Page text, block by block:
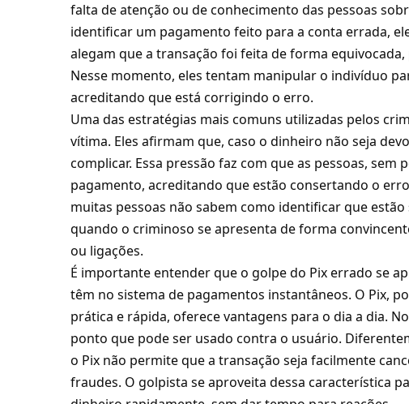
falta de atenção ou de conhecimento das pessoas
identificar um pagamento feito para a conta errada,
alegam que a transação foi feita de forma
Nesse momento, eles tentam manipular o indivíduo
acreditando que está corrigindo o erro.
Uma das estratégias mais comuns utilizadas pelos
vítima. Eles afirmam que, caso o dinheiro não seja
complicar. Essa pressão faz com que as pessoas,
pagamento, acreditando que estão consertando o
muitas pessoas não sabem como identificar que
quando o criminoso se apresenta de forma
ou ligações.
É importante entender que o golpe do Pix errado se
têm no sistema de pagamentos instantâneos. O Pix,
prática e rápida, oferece vantagens para o dia a dia.
ponto que pode ser usado contra o usuário.
o Pix não permite que a transação seja facilmente
fraudes. O golpista se aproveita dessa característica